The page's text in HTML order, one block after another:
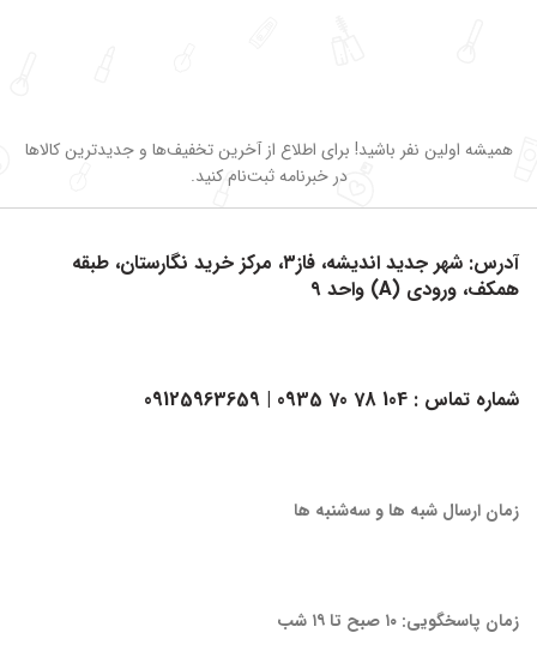
همیشه اولین نفر باشید! برای اطلاع از آخرین تخفیف‌ها و جدیدترین کالاها
در خبرنامه ثبت‌نام کنید.
آدرس: شهر جدید اندیشه، فاز۳، مرکز خرید نگارستان، طبقه
همکف، ورودی (A) واحد ۹
شماره تماس : | 09125963659
زمان ارسال شبه ها و سه‌شنبه ها
زمان پاسخگویی: ۱۰ صبح تا ۱۹ شب